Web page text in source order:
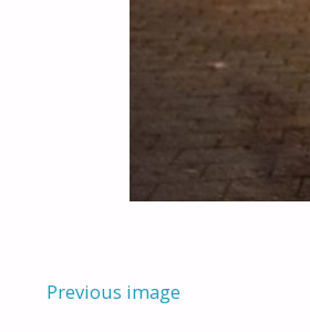
Previous image